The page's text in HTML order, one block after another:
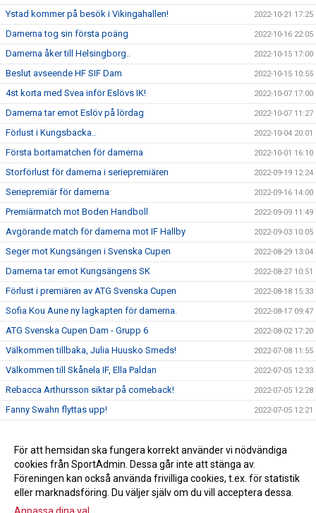
Ystad kommer på besök i Vikingahallen! 2022-10-21 17:25
Damerna tog sin första poäng 2022-10-16 22:05
Damerna åker till Helsingborg.. 2022-10-15 17:00
Beslut avseende HF SIF Dam 2022-10-15 10:55
4st korta med Svea inför Eslövs IK! 2022-10-07 17:00
Damerna tar emot Eslöv på lördag 2022-10-07 11:27
Förlust i Kungsbacka.. 2022-10-04 20:01
Första bortamatchen för damerna 2022-10-01 16:10
Storförlust för damerna i seriepremiären 2022-09-19 12:24
Seriepremiär för damerna 2022-09-16 14:00
Premiärmatch mot Boden Handboll 2022-09-09 11:49
Avgörande match för damerna mot IF Hallby 2022-09-03 10:05
Seger mot Kungsängen i Svenska Cupen 2022-08-29 13:04
Damerna tar emot Kungsängens SK 2022-08-27 10:51
Förlust i premiären av ATG Svenska Cupen 2022-08-18 15:33
Sofia Kou Aune ny lagkapten för damerna. 2022-08-17 09:47
ATG Svenska Cupen Dam - Grupp 6 2022-08-02 17:20
Välkommen tillbaka, Julia Huusko Smeds! 2022-07-08 11:55
Välkommen till Skånela IF, Ella Paldan 2022-07-05 12:33
Rebacca Arthursson siktar på comeback! 2022-07-05 12:28
Fanny Swahn flyttas upp! 2022-07-05 12:21
Gruppindelning till ATG Svenska Cupen är klar 2022-05-20 16:37
Damerna kvar i Allsvenskan 2022-05-20 16:17
För att hemsidan ska fungera korrekt använder vi nödvändiga
cookies från SportAdmin. Dessa går inte att stänga av.
Föreningen kan också använda frivilliga cookies, t.ex. för statistik
eller marknadsföring. Du väljer själv om du vill acceptera dessa.